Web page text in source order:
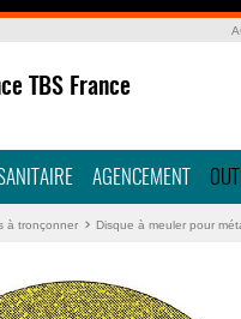
TBS France
AGENCEMENT
à tronçonner Disque à meuler pour